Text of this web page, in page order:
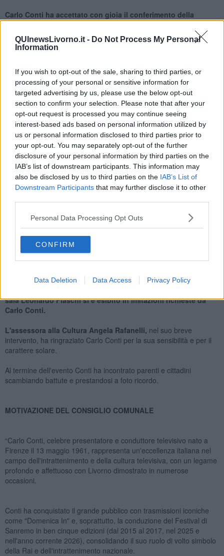
QUInewsLivorno.it - Do Not Process My Personal
Information
If you wish to opt-out of the sale, sharing to third parties, or
processing of your personal or sensitive information for
targeted advertising by us, please use the below opt-out
section to confirm your selection. Please note that after your
opt-out request is processed you may continue seeing
interest-based ads based on personal information utilized by
us or personal information disclosed to third parties prior to
your opt-out. You may separately opt-out of the further
disclosure of your personal information by third parties on the
IAB’s list of downstream participants. This information may
also be disclosed by us to third parties on the IAB’s List of
Downstream Participants that may further disclose it to other
Personal Data Processing Opt Outs
CONFIRM
Data Deletion Data Access Privacy Policy
Carlo Conti ha accettato con gioia il conferimento della
cittadinanza onoraria di Livorno, descrivendola come "il
raggiungimento della perfezione perché unisce le sue radici
fiorentine a quelle labroniche".
scogli, alla famiglia, alla mamma e allafigura leggendaria della
"campionessa di cacciucco",ha delinato unlegame
viscerale con la città fatto di tradizioni culinarie e spirito
goliardico . Non sono mancati momenti di commozione nel
ricordare i parenti scomparsi e momenti di vita vissuta, come
quando ha parlato dello zio che ha pescato tutti i favolli degli scogli
della Terrazza Mascagni, o lui stesso che ha iniziato a pescare
all'età di 8 anni insieme al suo nonno.
Conti, che ha parlato quindici minuti, ha raccontato chenon manca
mai di promuovere la città, “la sua Livorno”,compreso
l'impegno per il recupero delle Terme del Corallo. Inoltre ha
annunciatol'istituzione del "Premio 5e5" dedicato alla satira e
all'ironia tipica livornese, che si terrà a Livorno il primo
settembre.
Il discorso di Carlo Conti è stato un vero e proprio tributo alla
autenticità del carattere toscano, rivendicando con orgoglio
un'appartenenza che è allo stesso tempo emotiva, storica e
profondamente personale.
suoi cari amici (Pieraccioni, Panariello, Pantani, Militello,
sala Leonardo Fiaschi si è esibito in imitazioni richieste da
Carlo Conti.
L'assessora alla Cultura Angela Rafanelli, nel suo breve
intervento, ha ringraziato Carlo Conti per la sua sensibilità e per il
carattere solare.
Al termine dell'evento Conti ha incontrato parenti e cittadini
scambiando battute e prestandosi a foto ricordo.
MOTIVAZIONE DEL CONSIGLIO COMUNALE
“Carlo Conti, celebre presentatore e conduttore televisivo nato a
Firenze il 13 maggio 1961, rappresenta un'eccellenza italiana nel
campo dell'intrattenimento e della cultura televisiva, con un legame
profondo e affettuoso con Livorno dimostrato in numerose
occasioni.
Conti ha conquistato il grande pubblico con trasmissioni iconiche
come "Domenica In" e, soprattutto, la conduzione del Festival di
Sanremo in ben cinque edizioni (dal 2015 al 2017, nel 2025 e
nell'anno corrente 2026), consolidando il suo ruolo di volto simbolo
della Rai e dell'intrattenimento nazionale.